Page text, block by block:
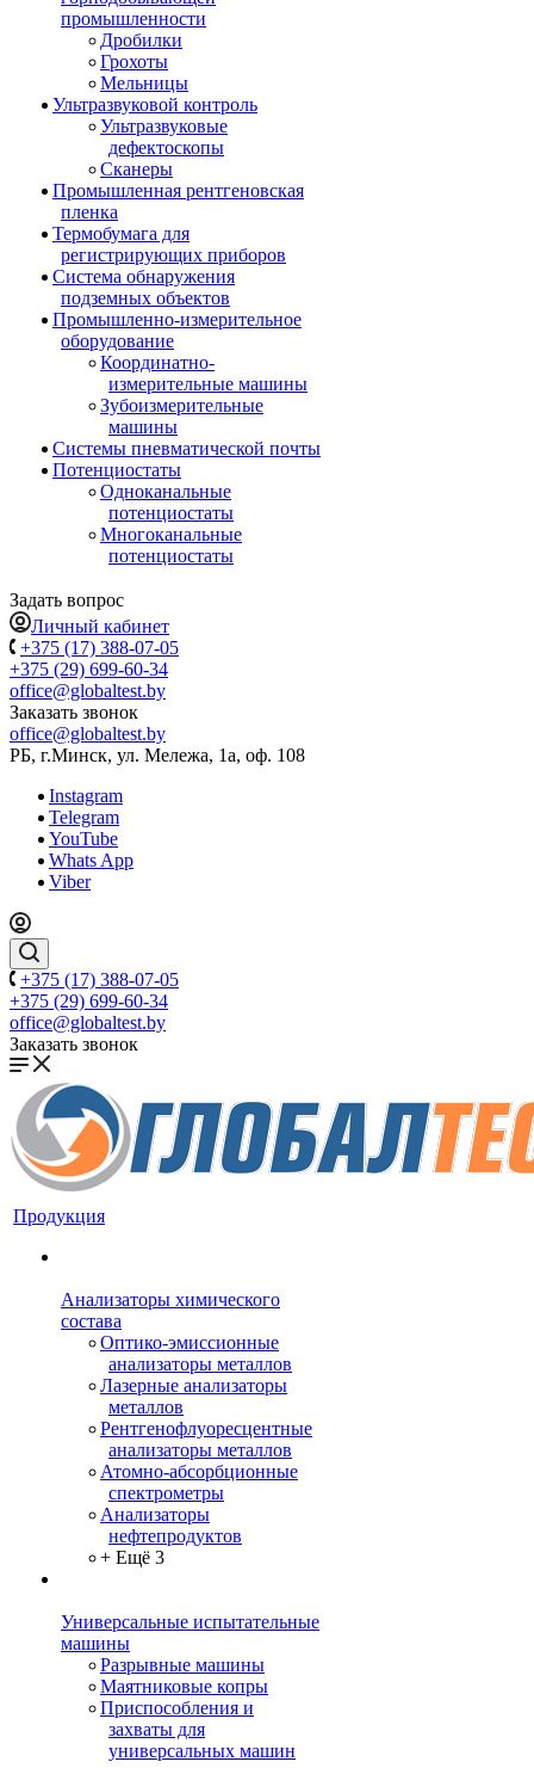
промышленности
Дробилки
Грохоты
Мельницы
Ультразвуковой контроль
Ультразвуковые
дефектоскопы
Сканеры
Промышленная рентгеновская
пленка
Термобумага для
регистрирующих приборов
Система обнаружения
подземных объектов
Промышленно-измерительное
оборудование
Координатно-
измерительные машины
Зубоизмерительные
машины
Системы пневматической почты
Потенциостаты
Одноканальные
потенциостаты
Многоканальные
потенциостаты
Задать вопрос
Личный кабинет
+375 (17) 388-07-05
+375 (29) 699-60-34
office@globaltest.by
Заказать звонок
office@globaltest.by
РБ, г.Минск, ул. Мележа, 1а, оф. 108
Instagram
Telegram
YouTube
Whats App
Viber
+375 (17) 388-07-05
+375 (29) 699-60-34
office@globaltest.by
Заказать звонок
Продукция
Анализаторы химического
состава
Оптико-эмиссионные
анализаторы металлов
Лазерные анализаторы
металлов
Рентгенофлуоресцентные
анализаторы металлов
Атомно-абсорбционные
спектрометры
Анализаторы
нефтепродуктов
+ Ещё 3
Универсальные испытательные
машины
Разрывные машины
Маятниковые копры
Приспособления и
захваты для
универсальных машин